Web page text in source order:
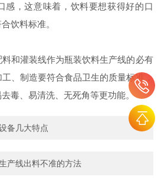
感，这意味着，饮料要想获得好的口
饮料标准。
灌装线作为瓶装饮料生产线的必有
、制造要符合食品卫生的质量标准，
毒、易清洗、无死角等更功能。
备几大特点
产线出料不准的方法